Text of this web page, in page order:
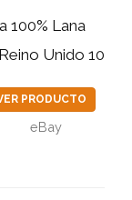
100% Lana
Unido 10
PRODUCTO
eBay